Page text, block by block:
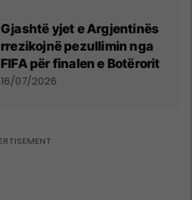
Gjashtë yjet e Argjentinës
rrezikojnë pezullimin nga
FIFA për finalen e Botërorit
16/07/2026